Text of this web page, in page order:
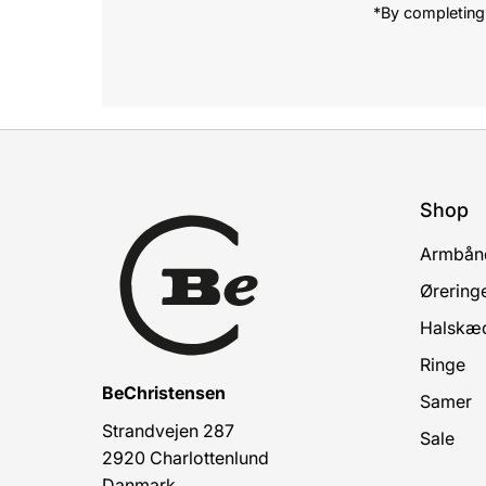
*By
BeChristensen
Strandvejen 287
2920 Charlottenlund
Shop
Ringe
Samer
Sale